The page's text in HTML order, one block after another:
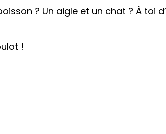
? Un aigle et un chat ? À toi
!